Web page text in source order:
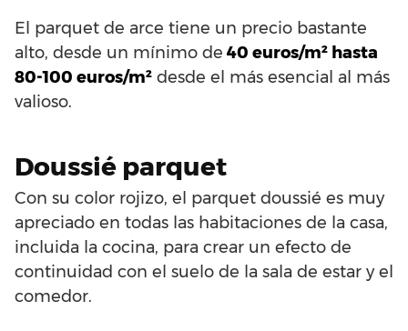
El parquet de arce tiene un precio bastante
alto, desde un mínimo de 40 euros/m² hasta
80-100 euros/m² desde el más esencial al más
valioso.
Doussié parquet
Con su color rojizo, el parquet doussié es muy
apreciado en todas las habitaciones de la casa,
incluida la cocina, para crear un efecto de
continuidad con el suelo de la sala de estar y el
comedor.